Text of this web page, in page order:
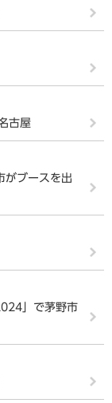
古屋
がブースを出
」で茅野市